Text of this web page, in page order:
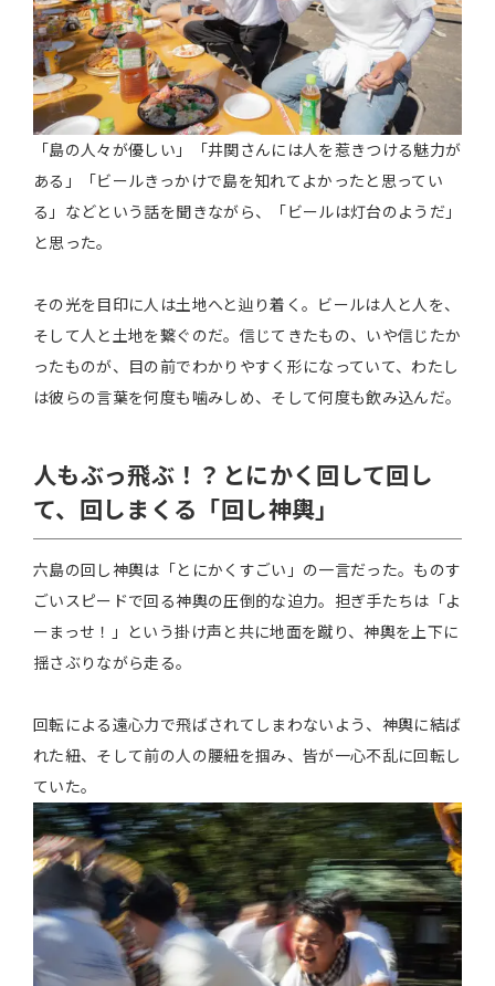
「島の人々が優しい」「井関さんには人を惹きつける魅力が
ある」「ビールきっかけで島を知れてよかったと思ってい
る」などという話を聞きながら、「ビールは灯台のようだ」
と思った。
その光を目印に人は土地へと辿り着く。ビールは人と人を、
そして人と土地を繋ぐのだ。信じてきたもの、いや信じたか
ったものが、目の前でわかりやすく形になっていて、わたし
は彼らの言葉を何度も噛みしめ、そして何度も飲み込んだ。
人もぶっ飛ぶ！？とにかく回して回し
て、回しまくる「回し神輿」
六島の回し神輿は「とにかくすごい」の一言だった。ものす
ごいスピードで回る神輿の圧倒的な迫力。担ぎ手たちは「よ
ーまっせ！」という掛け声と共に地面を蹴り、神輿を上下に
揺さぶりながら走る。
回転による遠心力で飛ばされてしまわないよう、神輿に結ば
れた紐、そして前の人の腰紐を掴み、皆が一心不乱に回転し
ていた。